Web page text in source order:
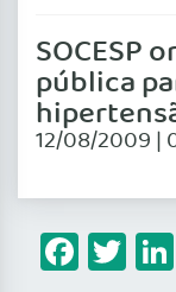
SOCESP
pública
12/08/2009 |